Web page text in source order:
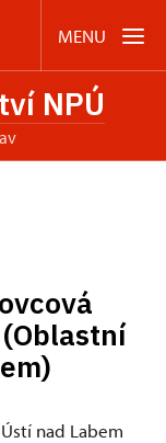
MENU
NPÚ
nad Labem